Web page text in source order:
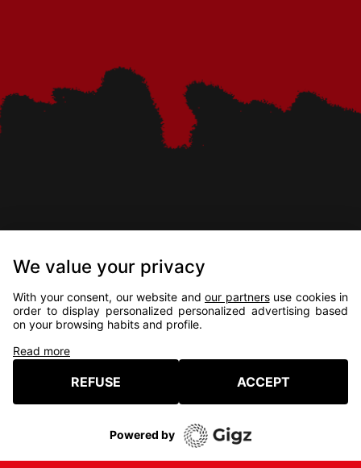
UN FESTIVAL 100%
INDÉPENDANT !
À VOUS DE DÉCIDER !
Mentions légales Crédits C.G.V.
We value your privacy
With your consent, our website and our partnersuse cookies in
order to display personalized personalized advertising based
on your browsing habits and profile.
Read more
REFUSE ACCEPT
Powered by